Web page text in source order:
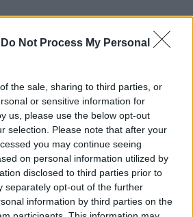
Do Not Process My Personal
the sale, sharing to third parties, or
or sensitive information for
us, please use the below opt-out
selection. Please note that after your
you may continue seeing
on personal information utilized by
disclosed to third parties prior to
separately opt-out of the further
information by third parties on the
minket a Facebookon is, és nem fogsz